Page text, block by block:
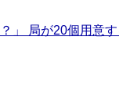
」 局が20個用意